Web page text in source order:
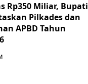
Rp350 Miliar, Bupati
Pilkades dan
APBD Tahun